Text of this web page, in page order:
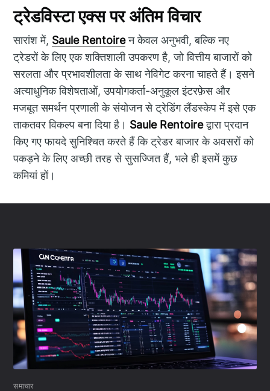
ट्रेडविस्टा एक्स पर अंतिम विचार
सारांश में, Saule Rentoireन केवल अनुभवी, बल्कि नए
ट्रेडरों के लिए एक शक्तिशाली उपकरण है, जो वित्तीय बाजारों को
सरलता और प्रभावशीलता के साथ नेविगेट करना चाहते हैं। इसने
अत्याधुनिक विशेषताओं, उपयोगकर्ता-अनुकूल इंटरफ़ेस और
मजबूत समर्थन प्रणाली के संयोजन से ट्रेडिंग लैंडस्केप में इसे एक
ताकतवर विकल्प बना दिया है। Saule Rentoireद्वारा प्रदान
किए गए फायदे सुनिश्चित करते हैं कि ट्रेडर बाजार के अवसरों को
पकड़ने के लिए अच्छी तरह से सुसज्जित हैं, भले ही इसमें कुछ
कमियां हों।
समाचार